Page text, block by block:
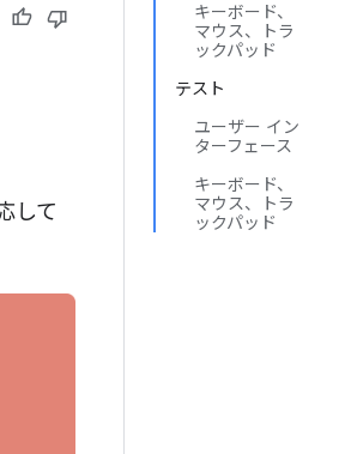
キーボード、
マウス、トラ
ックパッド
テスト
ユーザー イン
ターフェース
キーボード、
マウス、トラ
ックパッド
して